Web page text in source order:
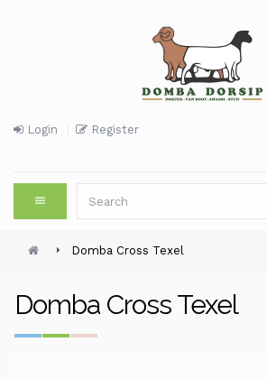
Login Register
Domba Cross Texel
Domba Cross Texel